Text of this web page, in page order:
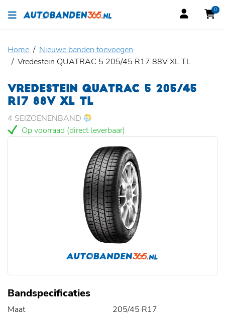
0
Home
Nieuwe banden toevoegen
Vredestein QUATRAC 5 205/45 R17 88V XL TL
VREDESTEIN QUATRAC 5 205/45
R17 88V XL TL
4 SEIZOENENBAND
Op voorraad (direct leverbaar)
Bandspecificaties
Maat
205/45 R17